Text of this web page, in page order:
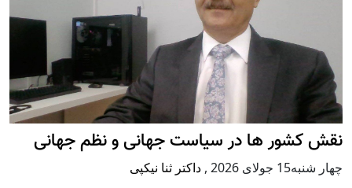
نقش کشور ها در سیاست جهانی و نظم جهانی
چهار شنبه15 جولای 2026 , داکتر ثنا نیکپی